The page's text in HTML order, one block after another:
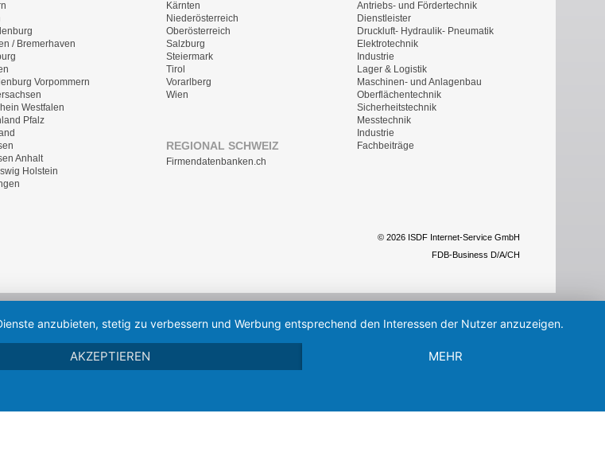
/ Bremerhaven
Vorpommern
Westfalen
Pfalz
Anhalt
Holstein
Kärnten
Niederösterreich
Oberösterreich
Salzburg
Steiermark
Tirol
Vorarlberg
Wien
REGIONAL SCHWEIZ
Firmendatenbanken.ch
Antriebs- und Fördertechnik
Dienstleister
Druckluft- Hydraulik- Pneumatik
Elektrotechnik
Industrie
Lager & Logistik
Maschinen- und Anlagenbau
Oberflächentechnik
Sicherheitstechnik
Messtechnik
Industrie
Fachbeiträge
© 2026 ISDF Internet-Service GmbH
FDB-Business D/A/CH
anzubieten, stetig zu verbessern und Werbung entsprechend den Interessen der Nutzer anzuzeigen.
AKZEPTIEREN MEHR